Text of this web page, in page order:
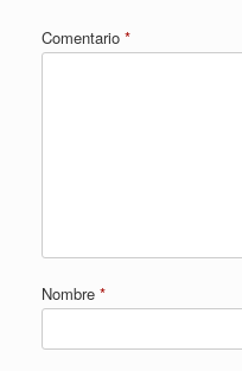
Comentario *
Nombre *